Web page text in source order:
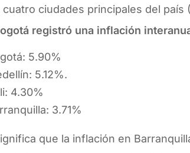
cuatro ciudades principales del país
registró una inflación
5.90%
5.12%.
4.30%
3.71%
que la inflación en